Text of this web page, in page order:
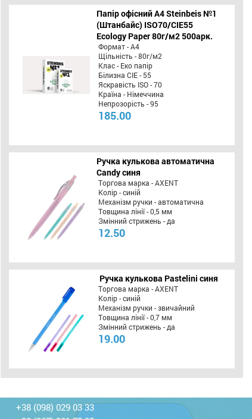
Папір офісний A4 Steinbeis №1
(Штанбайс) ISO70/СІЕ55
Ecology Paper 80г/м2 500арк.
Формат - А4
Щільність - 80г/м2
Клас - Еко папір
Білизна CIE - 55
Яскравість ISO - 70
Країна - Німеччина
Непрозорість - 95
185.00
Ручка кулькова автоматична
Candy синя
Торгова марка - AXENT
Колір - синій
Механізм ручки - автоматична
Товщина лінії - 0,5 мм
Змінний стрижень - да
12.50
Ручка кулькова Pastelini синя
Торгова марка - AXENT
Колір - синій
Механізм ручки - звичайний
Товщина лінії - 0,7 мм
Змінний стрижень - да
19.00
+38 (098) 029 03 33